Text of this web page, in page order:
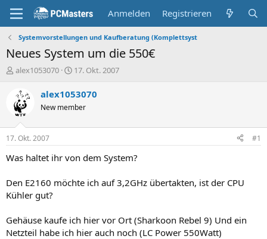
Anmelden Registrieren
Systemvorstellungen und Kaufberatung (Komplettsyst
Neues System um die 550€
E
t
e
e
r
alex1053070
E
s
t
e
t
a
17. Okt. 2007
alex1053070
New member
17. Okt. 2007 #1
Was haltet ihr von dem System?
Den E2160 möchte ich auf 3,2GHz übertakten, ist der CPU
Kühler gut?
Gehäuse kaufe ich hier vor Ort (Sharkoon Rebel 9) Und ein
Netzteil habe ich hier auch noch (LC Power 550Watt)